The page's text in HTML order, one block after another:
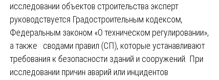
исследовании объектов строительства эксперт
руководствуется Градостроительным кодексом,
Федеральным законом «О техническом регулировании»,
а также сводами правил (СП), которые устанавливают
требования к безопасности зданий и сооружений. При
исследовании причин аварий или инцидентов